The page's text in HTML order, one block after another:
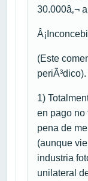
30.000â‚¬
(Este
1)
en pago no
pena de
(aunque
industria
unilateral